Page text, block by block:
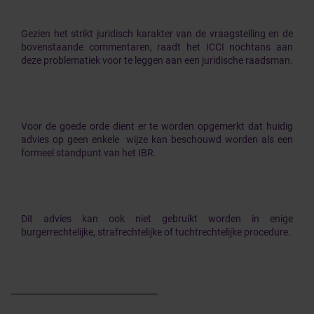
Gezien het strikt juridisch karakter van de vraagstelling en de
bovenstaande commentaren, raadt het ICCI nochtans aan
deze problematiek voor te leggen aan een juridische raadsman.
Voor de goede orde dient er te worden opgemerkt dat huidig
advies op geen enkele wijze kan beschouwd worden als een
formeel standpunt van het IBR.
Dit advies kan ook niet gebruikt worden in enige
burgerrechtelijke, strafrechtelijke of tuchtrechtelijke procedure.